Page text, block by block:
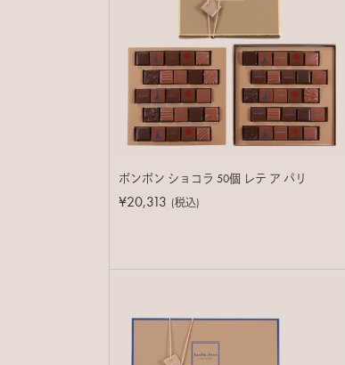
ボンボン ショコラ 50個 レテ ア パリ
¥20,313 (税込)